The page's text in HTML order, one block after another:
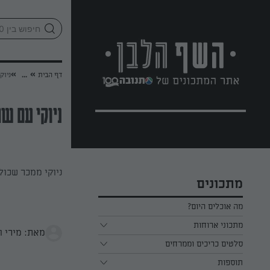
מתכונים
מה אוכלים היום?
מתכוני ארוחות
ארוחת בוקר
ארוחת צהריים
סלטים כריכים וממרחים
כל הסלטים כריכים וממרחים
תוספות
דף הבית »
...
»
ניוקי עם
ניוקי ממכר
מאת: מירי